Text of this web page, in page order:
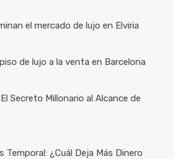
el mercado de lujo en Elviria
de lujo a la venta en Barcelona
Secreto Millonario al Alcance de
Temporal: ¿Cuál Deja Más Dinero